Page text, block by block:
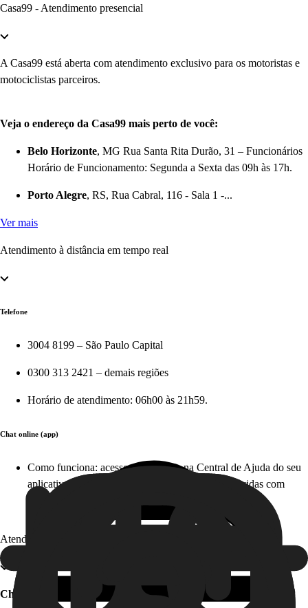
Casa99 - Atendimento presencial
A Casa99 está aberta com atendimento exclusivo para os motoristas e
motociclistas parceiros.
Veja o endereço da Casa99 mais perto de você:
Belo Horizonte, MG Rua Santa Rita Durão, 31 – Funcionários
Horário de Funcionamento: Segunda a Sexta das 09h às 17h.
Porto Alegre, RS, Rua Cabral, 116 - Sala 1 -...
Ver mais
Atendimento à distância em tempo real
Telefone
3004 8199 – São Paulo Capital
0300 313 2421 – demais regiões
Horário de atendimento: 06h00 às 21h59.
Chat online (app)
Como funciona: acesse diretamente na Central de Ajuda do seu
aplicativo em apenas alguns cliques e tire suas dúvidas com
Atendimento offline
Chat offline